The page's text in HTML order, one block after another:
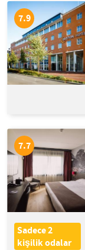
7.7
Sadece 2
kişilik odalar
7.9